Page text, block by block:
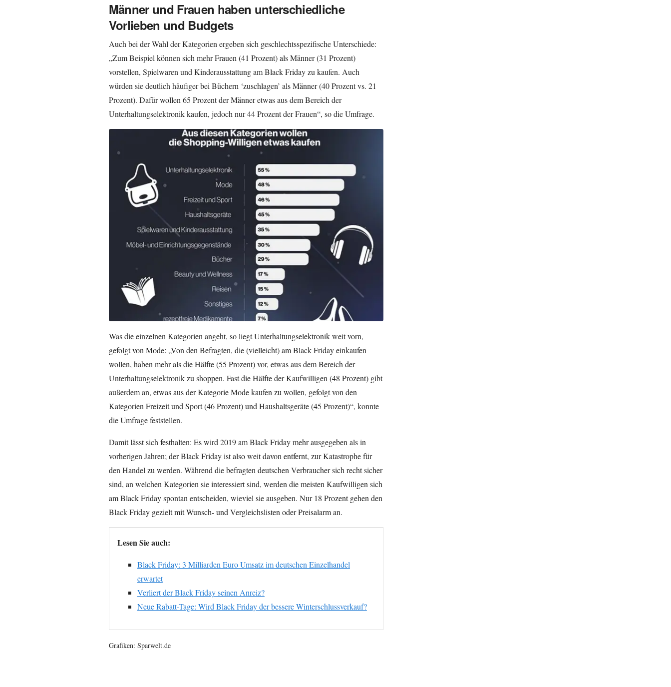
Männer und Frauen haben unterschiedliche
Vorlieben und Budgets
Auch bei der Wahl der Kategorien ergeben sich geschlechtsspezifische Unterschiede:
„Zum Beispiel können sich mehr Frauen (41 Prozent) als Männer (31 Prozent)
vorstellen, Spielwaren und Kinderausstattung am Black Friday zu kaufen. Auch
würden sie deutlich häufiger bei Büchern ‘zuschlagen’ als Männer (40 Prozent vs. 21
Prozent). Dafür wollen 65 Prozent der Männer etwas aus dem Bereich der
Unterhaltungselektronik kaufen, jedoch nur 44 Prozent der Frauen“, so die Umfrage.
Was die einzelnen Kategorien angeht, so liegt Unterhaltungselektronik weit vorn,
gefolgt von Mode: „Von den Befragten, die (vielleicht) am Black Friday einkaufen
wollen, haben mehr als die Hälfte (55 Prozent) vor, etwas aus dem Bereich der
Unterhaltungselektronik zu shoppen. Fast die Hälfte der Kaufwilligen (48 Prozent) gibt
außerdem an, etwas aus der Kategorie Mode kaufen zu wollen, gefolgt von den
Kategorien Freizeit und Sport (46 Prozent) und Haushaltsgeräte (45 Prozent)“, konnte
die Umfrage feststellen.
Damit lässt sich festhalten: Es wird 2019 am Black Friday mehr ausgegeben als in
vorherigen Jahren; der Black Friday ist also weit davon entfernt, zur Katastrophe für
den Handel zu werden. Während die befragten deutschen Verbraucher sich recht sicher
sind, an welchen Kategorien sie interessiert sind, werden die meisten Kaufwilligen sich
am Black Friday spontan entscheiden, wieviel sie ausgeben. Nur 18 Prozent gehen den
Black Friday gezielt mit Wunsch- und Vergleichslisten oder Preisalarm an.
Lesen Sie auch:
Black Friday: 3 Milliarden Euro Umsatz im deutschen Einzelhandel
erwartet
Verliert der Black Friday seinen Anreiz?
Neue Rabatt-Tage: Wird Black Friday der bessere Winterschlussverkauf?
Grafiken: Sparwelt.de